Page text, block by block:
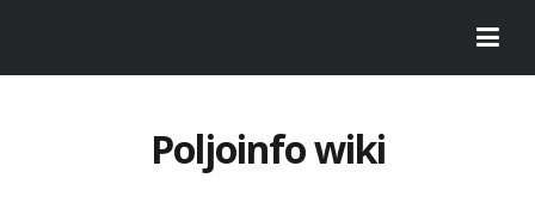
Poljoinfo wiki